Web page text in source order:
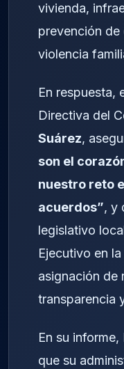
vivienda,
prevención
violencia
En respuesta,
Directiva del
Suárez,
son el
nuestro reto
acuerdos”, y
legislativo
Ejecutivo en
asignación de
transparencia
En su
que su